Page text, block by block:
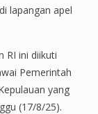
lapangan apel
RI ini diikuti
Pemerintah
yang
(17/8/25).